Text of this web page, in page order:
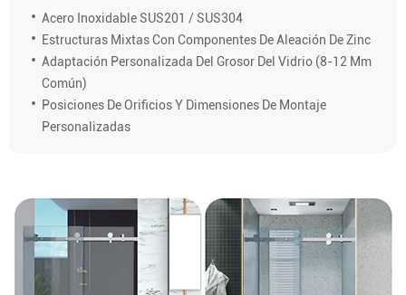
Acero Inoxidable SUS201 / SUS304
Estructuras Mixtas Con Componentes De Aleación De Zinc
Adaptación Personalizada Del Grosor Del Vidrio (8-12 Mm
Común)
Posiciones De Orificios Y Dimensiones De Montaje
Personalizadas